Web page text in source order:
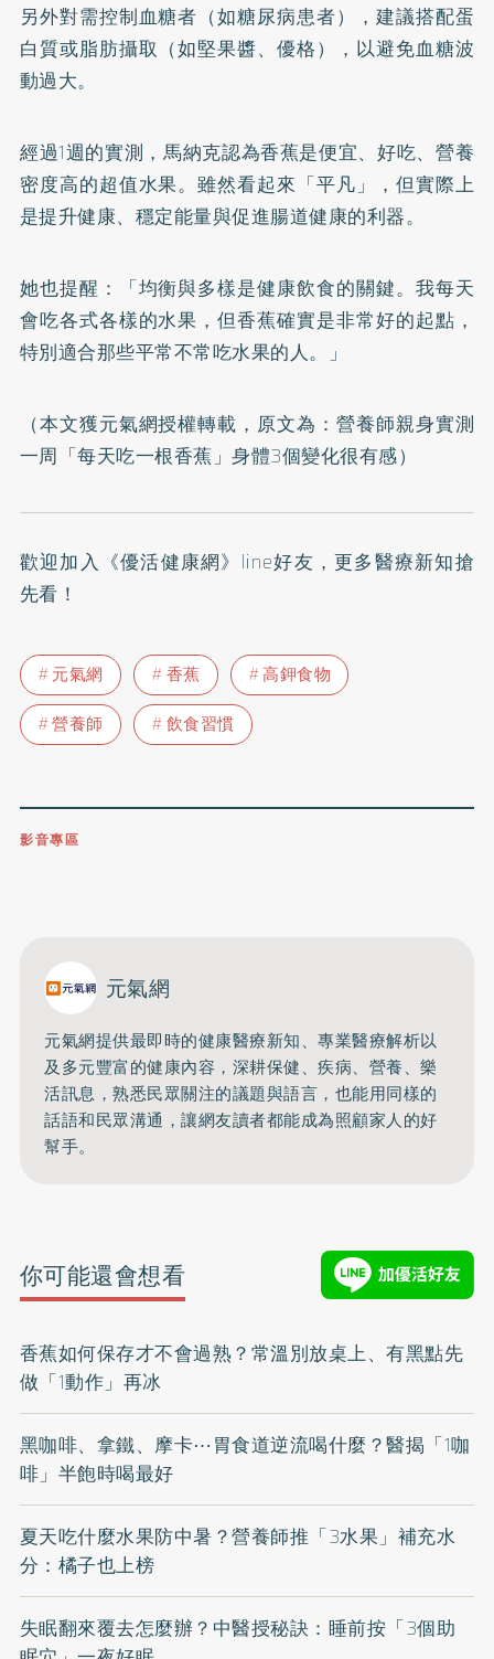
另外對需控制血糖者（如糖尿病患者），建議搭配蛋
白質或脂肪攝取（如堅果醬、優格），以避免血糖波
動過大。
經過1週的實測，馬納克認為香蕉是便宜、好吃、營養
密度高的超值水果。雖然看起來「平凡」，但實際上
是提升健康、穩定能量與促進腸道健康的利器。
她也提醒：「均衡與多樣是健康飲食的關鍵。我每天
會吃各式各樣的水果，但香蕉確實是非常好的起點，
特別適合那些平常不常吃水果的人。」
（本文獲元氣網授權轉載，原文為： 營養師親身實測
一周「每天吃一根香蕉」身體3個變化很有感）
歡迎加入 《優活健康網》line好友 ，更多醫療新知搶
先看！
元氣網 香蕉
高鉀食物
營養師
飲食習慣
影音專區
元氣網
元氣網提供最即時的健康醫療新知、專業醫療解析以
及多元豐富的健康內容，深耕保健、疾病、營養、樂
活訊息，熟悉民眾關注的議題與語言， 也能用同樣的
話語和民眾溝通，讓網友讀者都能成為照顧家人的好
幫手。
你可能還會想看
香蕉如何保存才不會過熟？常溫別放桌上、有黑點先
做「1動作」再冰
黑咖啡、拿鐵、摩卡⋯胃食道逆流喝什麼？醫揭「1咖
啡」半飽時喝最好
夏天吃什麼水果防中暑？營養師推「3水果」補充水
分：橘子也上榜
失眠翻來覆去怎麼辦？中醫授秘訣：睡前按「3個助